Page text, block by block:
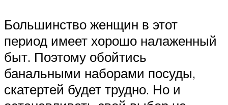
Большинство женщин в этот
период имеет хорошо налаженный
быт. Поэтому обойтись
банальными наборами посуды,
скатертей будет трудно. Но и